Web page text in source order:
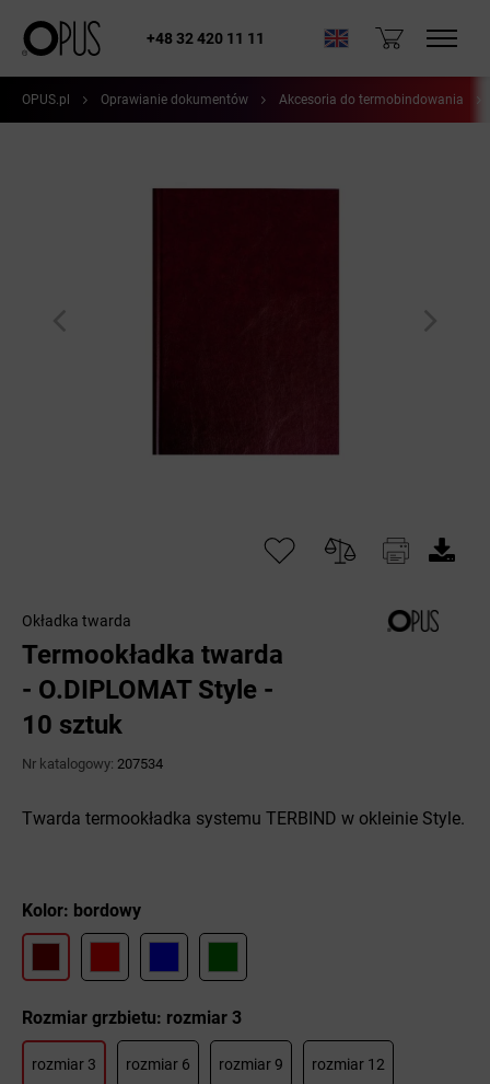
+48 32 420 11 11
OPUS.pl Oprawianie dokumentów Akcesoria do termobindowania
Okładka twarda
Termookładka twarda
- O.DIPLOMAT Style -
10 sztuk
Nr katalogowy: 207534
Kolor: bordowy
Rozmiar grzbietu: rozmiar 3
rozmiar 3 rozmiar 6 rozmiar 9 rozmiar 12
Twarda termookładka systemu TERBIND w okleinie Style.